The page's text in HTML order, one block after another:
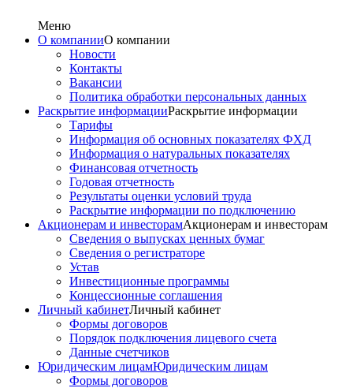
Меню
О компанииО компании
Новости
Контакты
Вакансии
Политика обработки персональных данных
Раскрытие информацииРаскрытие информации
Тарифы
Информация об основных показателях ФХД
Информация о натуральных показателях
Финансовая отчетность
Годовая отчетность
Результаты оценки условий труда
Раскрытие информации по подключению
Акционерам и инвесторамАкционерам и инвесторам
Сведения о выпусках ценных бумаг
Сведения о регистраторе
Устав
Инвестиционные программы
Концессионные соглашения
Личный кабинетЛичный кабинет
Формы договоров
Порядок подключения лицевого счета
Данные счетчиков
Юридическим лицамЮридическим лицам
Формы договоров